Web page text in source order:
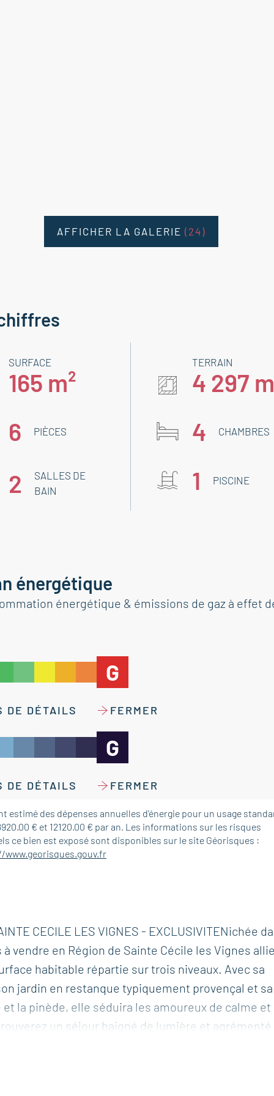
AFFICHER LA GALERIE (24)
SURFACE
165 m²
TERRAIN
4 297
6
PIÈCES 4 CHAMBRES
2
SALLES DE
BAIN
1 PISCINE
énergétique
énergétique & émissions de gaz à effet
G
DE DÉTAILS FERMER
G
DE DÉTAILS FERMER
estimé des dépenses annuelles d'énergie pour un usage
€ et 12120.00 € par an. Les informations sur les risques
ce bien est exposé sont disponibles sur le site Géorisques :
CECILE LES VIGNES - EXCLUSIVITENichée
vendre en Région de Sainte Cécile les Vignes
habitable répartie sur trois niveaux. Avec sa
jardin en restanque typiquement provençal et sa
la pinède, elle séduira les amoureux de calme et
un séjour baigné de lumière et agrémenté